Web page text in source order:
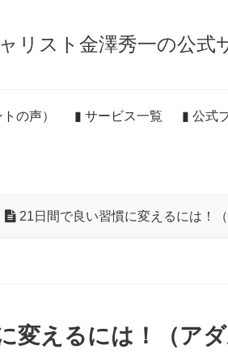
リスト金澤秀一の公式
の声） ▮ サービス一覧 ▮ 公式
21日間で良い習慣に変えるには！
変えるには！（ア